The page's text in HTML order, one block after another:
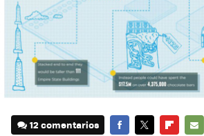
12 comentarios